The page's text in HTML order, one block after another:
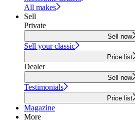
All makes
Sell
Private
Sell now
Sell your classic
Price list
Dealer
Sell now
Testimonials
Price list
Magazine
More